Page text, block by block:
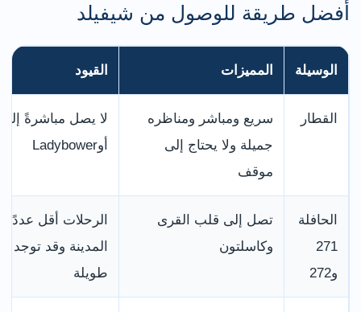
أفضل طريقة للوصول من شيفيلد
الوسيلة المميزات القيود
القطار
سريع ومباشر ومناظره
جميلة ولا يحتاج إلى
موقف
لا يصل مباشرةً
أوLadybower
الحافلة
271
و272
تصل إلى قلب القرى
وكاسلتون
الرحلات أقل
المدينة وقد توجد
طويلة